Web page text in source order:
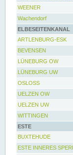
WEENER
Wachendorf
ELBESEITENKANAL
ARTLENBURG-ESK
BEVENSEN
LÜNEBURG OW
LÜNEBURG UW
OSLOSS
UELZEN OW
UELZEN UW
WITTINGEN
ESTE
BUXTEHUDE
ESTE INNERES